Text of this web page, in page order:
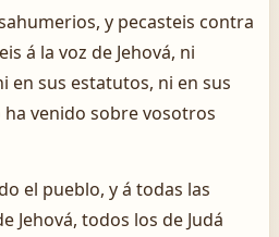
y pecasteis contra
á la voz de Jehová, ni
en sus estatutos, ni en sus
venido sobre vosotros
el pueblo, y á todas las
Jehová, todos los de Judá